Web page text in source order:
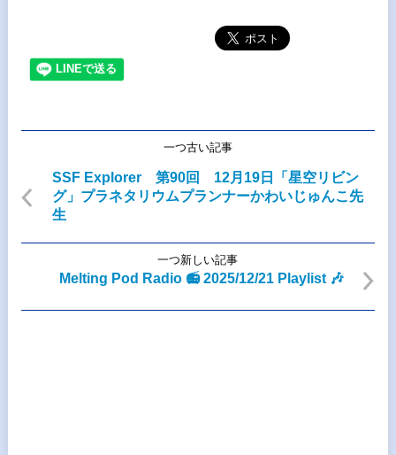
一つ古い記事
SSF Explorer 第90回 12月19日「星空リビン
グ」プラネタリウムプランナーかわいじゅんこ先
生
一つ新しい記事
Melting Pod Radio 📻 2025/12/21 Playlist 🎶